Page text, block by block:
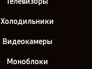
Холодильники
Видеокамеры
Моноблоки